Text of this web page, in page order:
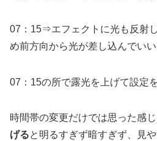
07：15⇒エフェクトに光も反射
め前方向から光が差し込んでいい
07：15の所で露光を上げて設定
時間帯の変更だけでは思った感
げると明るすぎず暗すぎず、見や